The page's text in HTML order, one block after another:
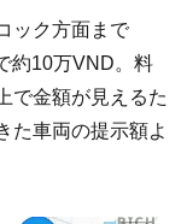
ック方面まで
約10万VND。料
で金額が見えるた
た車両の提示額よ